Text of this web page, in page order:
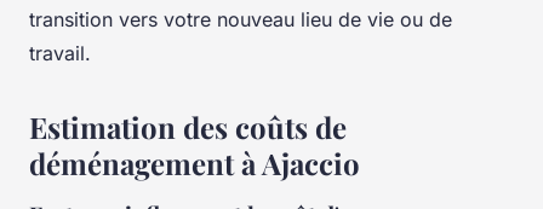
transition vers votre nouveau lieu de vie ou de
travail.
Estimation des coûts de
déménagement à Ajaccio